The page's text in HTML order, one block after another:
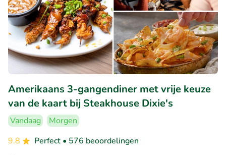
Amerikaans 3-gangendiner met vrije keuze
van de kaart bij Steakhouse Dixie's
Vandaag
Morgen
9.8
Perfect • 576 beoordelingen